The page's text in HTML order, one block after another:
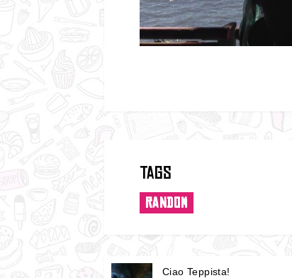
Tags
RANDOM
Ciao Teppista!